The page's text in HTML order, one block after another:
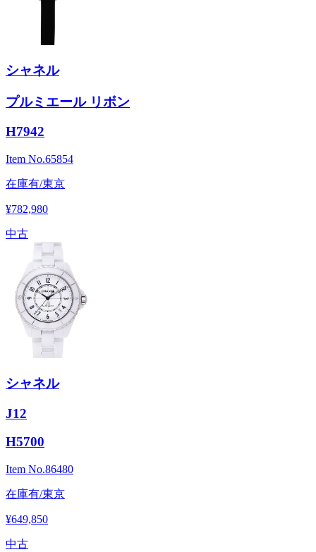
シャネル
プルミエール リボン
H7942
Item No.65854
在庫有/東京
¥782,980
中古
シャネル
J12
H5700
Item No.86480
在庫有/東京
¥649,850
中古